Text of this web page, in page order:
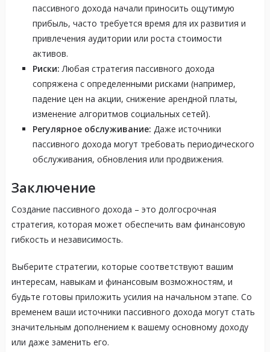
пассивного дохода начали приносить ощутимую
прибыль, часто требуется время для их развития и
привлечения аудитории или роста стоимости
активов.
Риски: Любая стратегия пассивного дохода
сопряжена с определенными рисками (например,
падение цен на акции, снижение арендной платы,
изменение алгоритмов социальных сетей).
Регулярное обслуживание: Даже источники
пассивного дохода могут требовать периодического
обслуживания, обновления или продвижения.
Заключение
Создание пассивного дохода – это долгосрочная
стратегия, которая может обеспечить вам финансовую
гибкость и независимость.
Выберите стратегии, которые соответствуют вашим
интересам, навыкам и финансовым возможностям, и
будьте готовы приложить усилия на начальном этапе. Со
временем ваши источники пассивного дохода могут стать
значительным дополнением к вашему основному доходу
или даже заменить его.